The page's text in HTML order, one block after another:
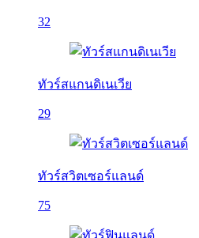
32
ทัวร์สแกนดิเนเวีย
29
ทัวร์สวิตเซอร์แลนด์
75